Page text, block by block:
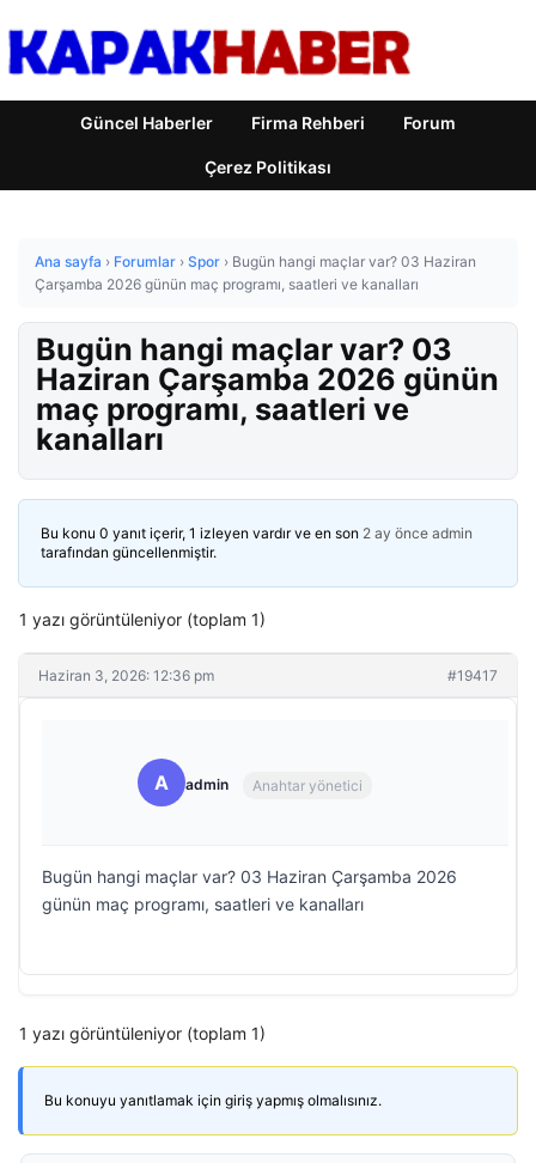
Güncel Haberler Firma Rehberi Forum
Çerez Politikası
Ana sayfa › Forumlar › Spor › Bugün hangi maçlar var? 03 Haziran
Çarşamba 2026 günün maç programı, saatleri ve kanalları
Bugün hangi maçlar var? 03
Haziran Çarşamba 2026 günün
maç programı, saatleri ve
kanalları
Bu konu 0 yanıt içerir, 1 izleyen vardır ve en son 2 ay önce admin
tarafından güncellenmiştir.
1 yazı görüntüleniyor (toplam 1)
Haziran 3, 2026: 12:36 pm #19417
A admin Anahtar yönetici
Bugün hangi maçlar var? 03 Haziran Çarşamba 2026
günün maç programı, saatleri ve kanalları
1 yazı görüntüleniyor (toplam 1)
Bu konuyu yanıtlamak için giriş yapmış olmalısınız.